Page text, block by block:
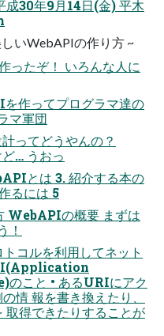
30年9月14日(金) 平木
しいWebAPIの作り方 ~
ったぞ！ いろんな人に
作ってプログラマ達の
マ軍団
ってどうやんの？
… うおっ
とは 3. 紹介する本の
るには 5
WebAPIの概要 まずは
！
コルを利用してネット
こと • あるURIにアク
情 報を書き換えたり、
取得できたりすることが